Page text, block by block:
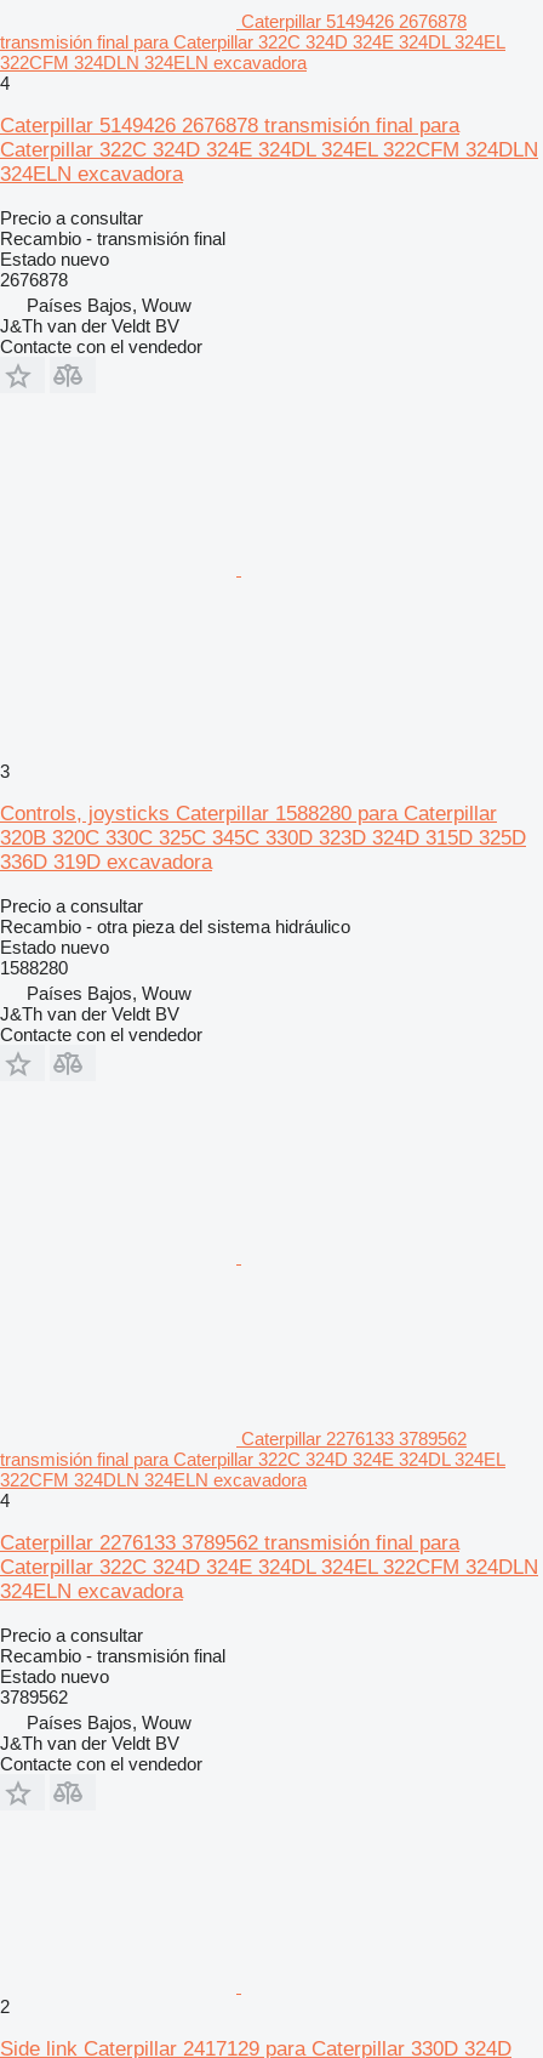
Caterpillar 5149426 2676878
transmisión final para Caterpillar 322C 324D 324E 324DL 324EL
322CFM 324DLN 324ELN excavadora
4
Caterpillar 5149426 2676878 transmisión final para
Caterpillar 322C 324D 324E 324DL 324EL 322CFM 324DLN
324ELN excavadora
Precio a consultar
Recambio - transmisión final
Estado nuevo
2676878
Países Bajos, Wouw
J&Th van der Veldt BV
Contacte con el vendedor
3
Controls, joysticks Caterpillar 1588280 para Caterpillar
320B 320C 330C 325C 345C 330D 323D 324D 315D 325D
336D 319D excavadora
Precio a consultar
Recambio - otra pieza del sistema hidráulico
Estado nuevo
1588280
Países Bajos, Wouw
J&Th van der Veldt BV
Contacte con el vendedor
Caterpillar 2276133 3789562
transmisión final para Caterpillar 322C 324D 324E 324DL 324EL
322CFM 324DLN 324ELN excavadora
4
Caterpillar 2276133 3789562 transmisión final para
Caterpillar 322C 324D 324E 324DL 324EL 322CFM 324DLN
324ELN excavadora
Precio a consultar
Recambio - transmisión final
Estado nuevo
3789562
Países Bajos, Wouw
J&Th van der Veldt BV
Contacte con el vendedor
2
Side link Caterpillar 2417129 para Caterpillar 330D 324D